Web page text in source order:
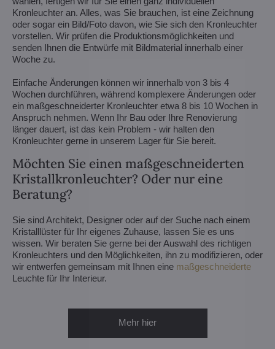
Kronleuchter an. Alles, was Sie brauchen, ist eine Zeichnung
oder sogar ein Bild/Foto davon, wie Sie sich den Kronleuchter
vorstellen. Wir prüfen die Produktionsmöglichkeiten und
senden Ihnen die Entwürfe mit Bildmaterial innerhalb einer
Woche zu.
Einfache Änderungen können wir innerhalb von 3 bis 4
Wochen durchführen, während komplexere Änderungen oder
ein maßgeschneiderter Kronleuchter etwa 8 bis 10 Wochen in
Anspruch nehmen. Wenn Ihr Bau oder Ihre Renovierung
länger dauert, ist das kein Problem - wir halten den
Kronleuchter gerne in unserem Lager für Sie bereit.
Möchten Sie einen maßgeschneiderten
Kristallkronleuchter? Oder nur eine
Beratung?
Sie sind Architekt, Designer oder auf der Suche nach einem
Kristalllüster für Ihr eigenes Zuhause, lassen Sie es uns
wissen. Wir beraten Sie gerne bei der Auswahl des richtigen
Kronleuchters und den Möglichkeiten, ihn zu modifizieren, oder
wir entwerfen gemeinsam mit Ihnen eine maßgeschneiderte
Leuchte für Ihr Interieur.
Mehr hier